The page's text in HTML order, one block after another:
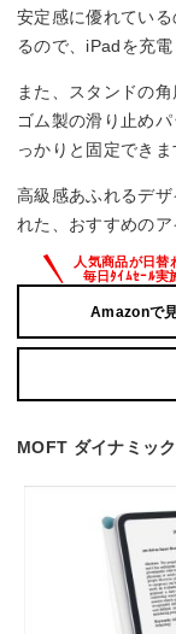
安定感に優れてい
るので、iPadを充電
また、スタンドの
ゴム製の滑り止め
っかりと固定できま
高級感あふれるデ
れた、おすすめのア
Amazonで
MOFT ダイナミッ